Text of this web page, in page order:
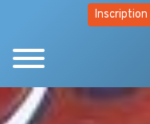
Inscription